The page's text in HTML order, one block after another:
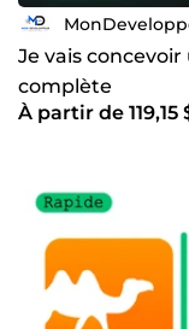
Je vais
complète
À partir de 119,15